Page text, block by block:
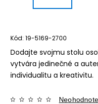
Kód: 19-5169-2700
Dodajte svojmu stolu
vytvára jedinečné a
individualitu a kreativitu.